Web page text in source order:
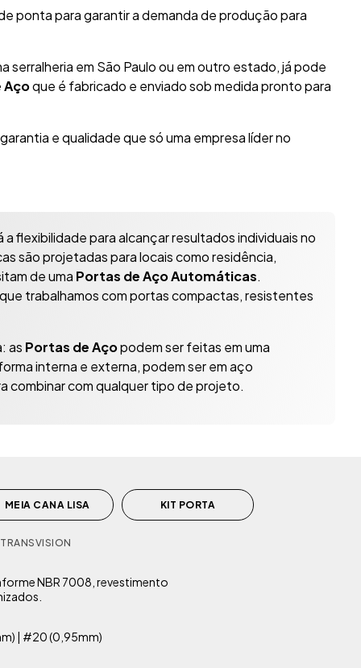
ponta para garantir a demanda de produção para
serralheria em São Paulo ou em outro estado, já pode
Açoque é fabricado e enviado sob medida pronto para
e qualidade que só uma empresa líder no
a flexibilidade para alcançar resultados individuais no
são projetadas para locais como residência,
de uma Portas de Aço Automáticas.
trabalhamos com portas compactas, resistentes
as Portas de Açopodem ser feitas em uma
interna e externa, podem ser em aço
combinar com qualquer tipo de projeto.
MEIA CANA LISA KIT PORTA
NBR 7008, revestimento
| #20 (0,95mm)